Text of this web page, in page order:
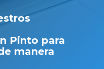
Pinto para
manera